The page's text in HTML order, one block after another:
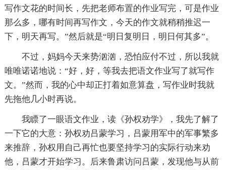
写作文花的时间长，先把老师布置的作业写完，可是作业
那么多，哪有时间再写作文，今天的作文就稍稍推迟一
下，明天再写。”然后就是“明日复明日，明日何其多”。
不过，妈妈今天来势汹汹，恐怕应付不过，所以我就
唯唯诺诺地说：“好，好，等我去把语文作业写了就写作
文。”然而，我的心中却正打着如意算盘，写作业时我就
先拖他几小时再说。
我瞟了一眼语文作业，读《孙权劝学》，我先了解了
一下它的大意：孙权劝吕蒙学习，吕蒙用军中的军事繁多
来推辞，孙权用自己再忙也要坚持学习的实际行动来劝
他，吕蒙才开始学习。后来鲁肃访问吕蒙，发现他与从前